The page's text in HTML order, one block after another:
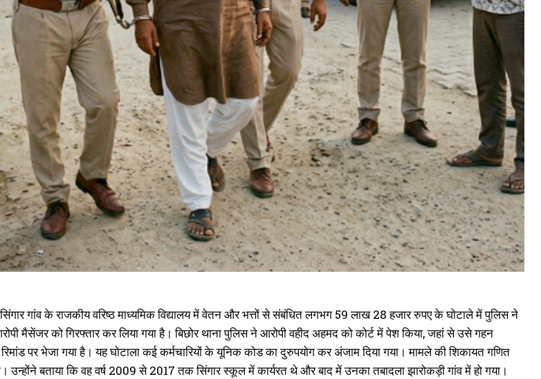
गांव के राजकीय वरिष्ठ माध्यमिक विद्यालय में वेतन और भत्तों से संबंधित लगभग 59 लाख 28 हजार रुपए के घोटाले में पुलिस ने
मैसेंजर को गिरफ्तार कर लिया गया है। बिछोर थाना पुलिस ने आरोपी वहीद अहमद को कोर्ट में पेश किया, जहां से उसे गहन
पर भेजा गया है। यह घोटाला कई कर्मचारियों के यूनिक कोड का दुरुपयोग कर अंजाम दिया गया। मामले की शिकायत गणित
उन्होंने बताया कि वह वर्ष 2009 से 2017 तक सिंगार स्कूल में कार्यरत थे और बाद में उनका तबादला झारोकड़ी गांव में हो गया।